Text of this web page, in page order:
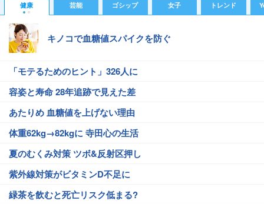
健康 芸能 ゴシップ 女子 トレンド
キノコで血糖値スパイクを防ぐ
「モテるためのヒント」326人に
容姿と寿命 28年追跡で見えた差
あたりめ 血糖値を上げない理由
体重62kg→82kgに 寺田心の生活
夏のむくみ対策 ツボ&反射区押し
紫外線対策がビタミンD不足に
緑茶を飲むと死亡リスク低まる?